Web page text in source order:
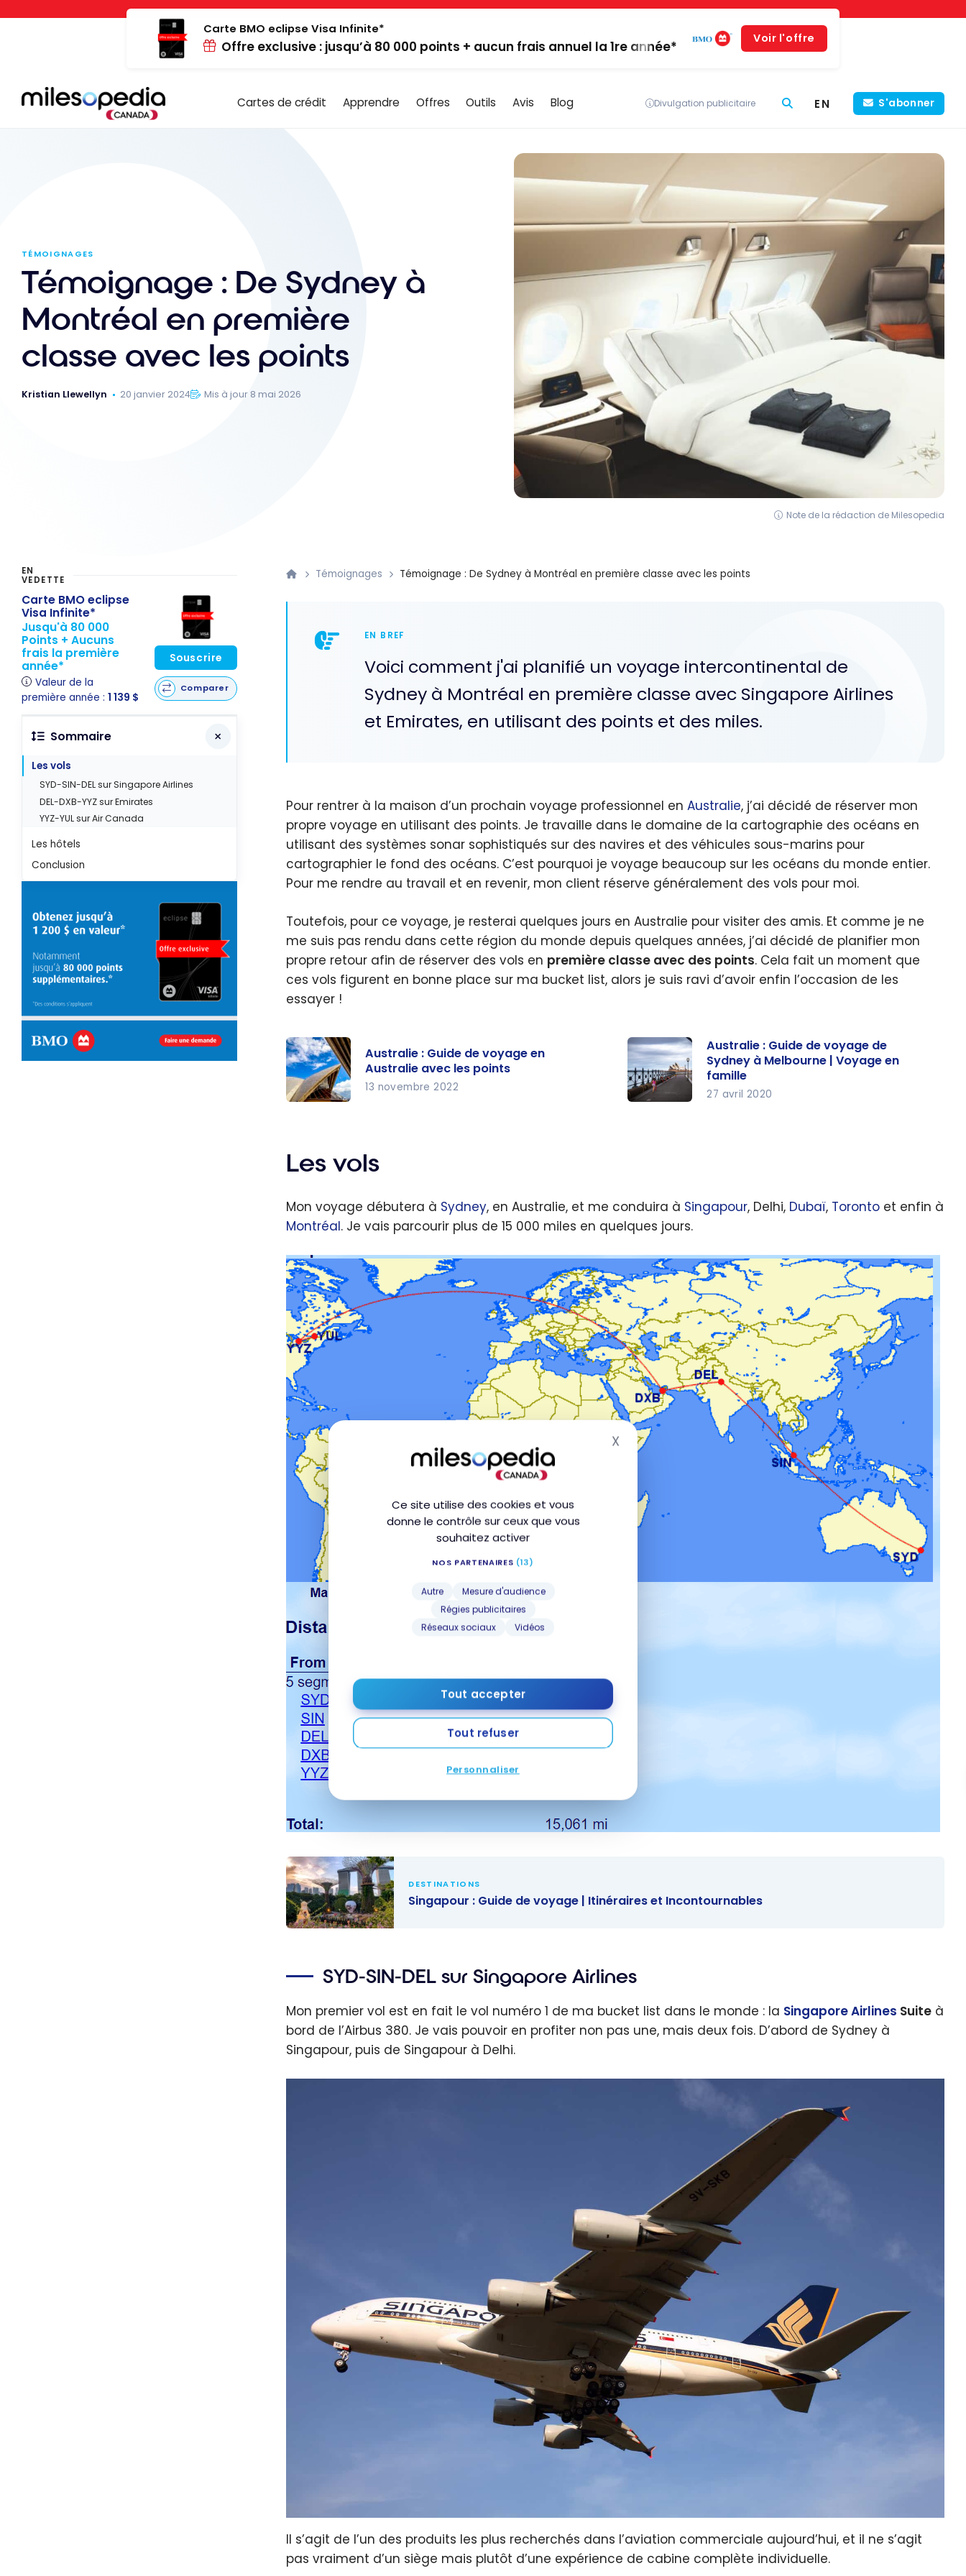
Panneau de gestion des cookies
Ce site utilise des cookies et vous
donne le contrôle sur ceux que vous
souhaitez activer
NOS PARTENAIRES (13)
Autre
Mesure d'audience
Régies publicitaires
Réseaux sociaux
Vidéos
Tout accepter
Tout refuser
Personnaliser
XMasquer le bandeau des cookies
Carte BMO eclipse Visa Infinite*
Offre exclusive : jusqu’à 80 000 points + aucun frais annuel la 1re année*
Voir l'offre
Cartes de crédit Apprendre Offres Outils Avis Blog Divulgation publicitaire EN S'abonner
TÉMOIGNAGES
Témoignage : De Sydney à
Montréal en première
classe avec les points
Kristian Llewellyn 20 janvier 2024 Mis à jour 8 mai 2026
Note de la rédaction de Milesopedia
Témoignages Témoignage : De Sydney à Montréal en première classe avec les points
EN BREF
Voici comment j'ai planifié un voyage intercontinental de
Sydney à Montréal en première classe avec Singapore Airlines
et Emirates, en utilisant des points et des miles.
Pour rentrer à la maison d’un prochain voyage professionnel en Australie, j’ai décidé de réserver mon
propre voyage en utilisant des points. Je travaille dans le domaine de la cartographie des océans en
utilisant des systèmes sonar sophistiqués sur des navires et des véhicules sous-marins pour
cartographier le fond des océans. C’est pourquoi je voyage beaucoup sur les océans du monde entier.
Pour me rendre au travail et en revenir, mon client réserve généralement des vols pour moi.
Toutefois, pour ce voyage, je resterai quelques jours en Australie pour visiter des amis. Et comme je ne
me suis pas rendu dans cette région du monde depuis quelques années, j’ai décidé de planifier mon
propre retour afin de réserver des vols en première classe avec des points. Cela fait un moment que
ces vols figurent en bonne place sur ma bucket list, alors je suis ravi d’avoir enfin l’occasion de les
essayer !
voyage
en
avec les
points
Australie : Guide de voyage en
Australie avec les points
13 novembre 2022
Melbourne
| Voyage
Australie : Guide de voyage de
Sydney à Melbourne | Voyage en
famille
27 avril 2020
Les vols
Mon voyage débutera à Sydney, en Australie, et me conduira à Singapour, Delhi, Dubaï, Toronto et enfin à
Montréal. Je vais parcourir plus de 15 000 miles en quelques jours.
voyage |
Incontournables
DESTINATIONS
Singapour : Guide de voyage | Itinéraires et Incontournables
SYD-SIN-DEL sur Singapore Airlines
Mon premier vol est en fait le vol numéro 1 de ma bucket list dans le monde : la Singapore Airlines Suite à
bord de l’Airbus 380. Je vais pouvoir en profiter non pas une, mais deux fois. D’abord de Sydney à
Singapour, puis de Singapour à Delhi.
Il s’agit de l’un des produits les plus recherchés dans l’aviation commerciale aujourd’hui, et il ne s’agit
pas vraiment d’un siège mais plutôt d’une expérience de cabine complète individuelle.
EN
VEDETTE
Carte BMO eclipse
Visa Infinite*
Jusqu'à 80 000
Points + Aucuns
frais la première
année*
Valeur de la
première année : 1 139 $
Souscrire
Comparer
Sommaire
Les vols
SYD-SIN-DEL sur Singapore Airlines
DEL-DXB-YYZ sur Emirates
YYZ-YUL sur Air Canada
Les hôtels
Conclusion